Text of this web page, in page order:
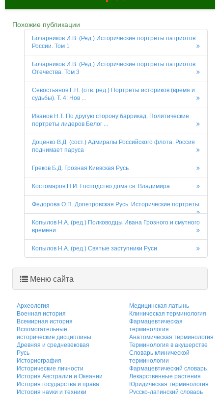
Похожие публикации
Бочарников И.В. (Ред.) Исторические портреты патриотов
России. Том 1
Бочарников И.В. (Ред.) Исторические портреты патриотов
Отечества. Том 3
Севостьянов Г.Н. (отв. ред.) Портреты историков (время и
судьбы). Т. 4: Нов ...
Иванов Н.Т. По другую сторону баррикад. Политические
портреты лидеров Белог ...
Доценко В.Д. (сост.) Адмиралы Российского флота. Россия
поднимает паруса
Греков Б.Д. Грозная Киевская Русь
Костомаров Н.И. Господство дома св. Владимира
Федорова О.П. Допетровская Русь. Исторические портреты
Копылов Н.А. (ред.) Полководцы Ивана Грозного и смутного
времени
Копылов Н.А. (ред.) Святые заступники Руси
Меню сайта
Археология
Военная история
Всемирная история
Вспомогательные
исторические дисциплины
Древняя и средневековая
Русь
Историография
Исторические личности
История Австралии и Океании
История государства и права
История науки и техники
Медицинская латынь
Клиническая терминология
Фармацевтическая
терминология
Анатомическая терминология
Терминология в акушерстве
Словарь клинической
терминологии
Фармацевтический словарь
Лекарственные растения
Юридическая терминология
Русско-латинский словарь